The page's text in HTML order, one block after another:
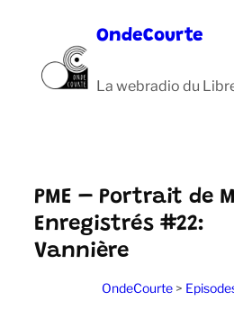
contenu
OndeCourte
La webradio du
PME – Portrait de
Enregistrés #22:
Vannière
OndeCourte >